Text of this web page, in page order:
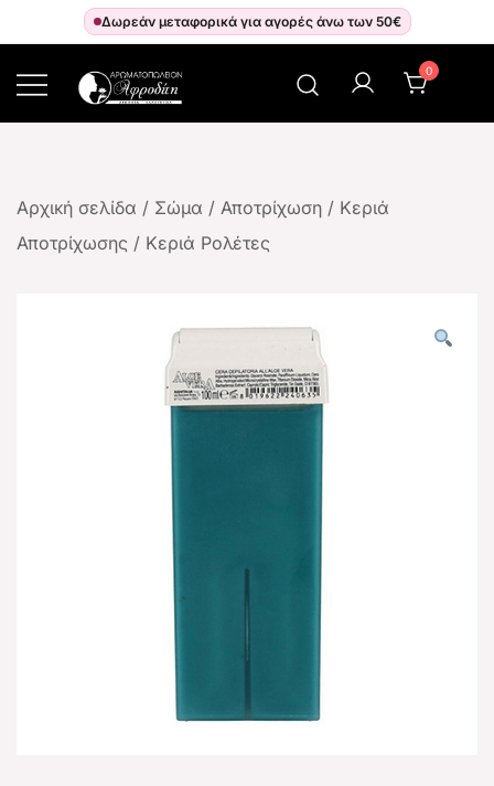
Δωρεάν μεταφορικά για αγορές άνω των 50€
0
Αρχική σελίδα / Σώμα / Αποτρίχωση / Κεριά
Αποτρίχωσης / Κεριά Ρολέτες